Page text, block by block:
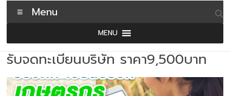
Menu
MENU
รับจดทะเบียนบริษัท ราคา9,500บาท